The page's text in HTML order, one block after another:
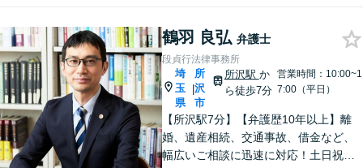
鶴羽 良弘 弁護士
段貞行法律事務所
埼
玉
県
|
所
沢
市
所沢駅 か
ら徒歩7分
営業時間：10:00~1
7:00（平日）
【所沢駅7分】【弁護歴10年以上】離
婚、遺産相続、交通事故、借金など、
幅広いご相談に迅速に対応！土日祝夜